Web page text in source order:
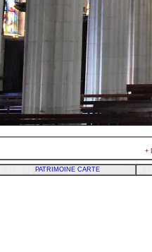
+
PATRIMOINE CARTE